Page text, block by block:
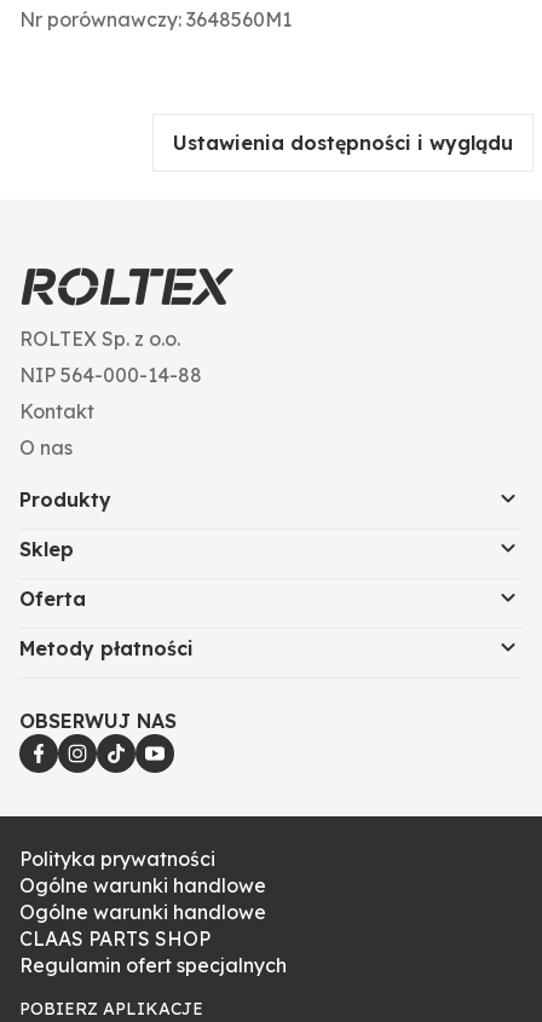
Nr porównawczy: 3648560M1
Ustawienia dostępności i wyglądu
ROLTEX Sp. z o.o.
NIP 564-000-14-88
Kontakt
O nas
Produkty
Sklep
Oferta
Metody płatności
OBSERWUJ NAS
Polityka prywatności
Ogólne warunki handlowe
Ogólne warunki handlowe
CLAAS PARTS SHOP
Regulamin ofert specjalnych
POBIERZ APLIKACJE